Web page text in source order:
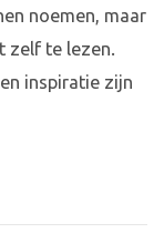
noemen, maar
zelf te lezen.
inspiratie zijn